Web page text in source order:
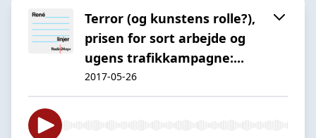
Terror (og kunstens rolle?),
prisen for sort arbejde og
ugens trafikkampagne:...
2017-05-26